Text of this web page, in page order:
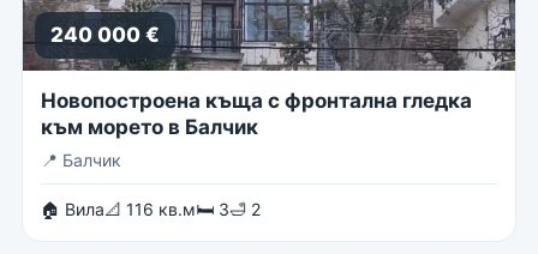
240 000 €
Новопостроена къща с фронтална гледка
към морето в Балчик
📍 Балчик
🏠 Вила📐 116 кв.м🛏 3🛁 2